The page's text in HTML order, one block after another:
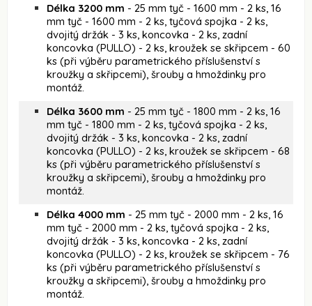
Délka 3200 mm - 25 mm tyč - 1600 mm - 2 ks, 16
mm tyč - 1600 mm - 2 ks, tyčová spojka - 2 ks,
dvojitý držák - 3 ks, koncovka - 2 ks, zadní
koncovka (PULLO) - 2 ks, kroužek se skřipcem - 60
ks (při výběru parametrického příslušenství s
kroužky a skřipcemi), šrouby a hmoždinky pro
montáž.
Délka 3600 mm - 25 mm tyč - 1800 mm - 2 ks, 16
mm tyč - 1800 mm - 2 ks, tyčová spojka - 2 ks,
dvojitý držák - 3 ks, koncovka - 2 ks, zadní
koncovka (PULLO) - 2 ks, kroužek se skřipcem - 68
ks (při výběru parametrického příslušenství s
kroužky a skřipcemi), šrouby a hmoždinky pro
montáž.
Délka 4000 mm - 25 mm tyč - 2000 mm - 2 ks, 16
mm tyč - 2000 mm - 2 ks, tyčová spojka - 2 ks,
dvojitý držák - 3 ks, koncovka - 2 ks, zadní
koncovka (PULLO) - 2 ks, kroužek se skřipcem - 76
ks (při výběru parametrického příslušenství s
kroužky a skřipcemi), šrouby a hmoždinky pro
montáž.